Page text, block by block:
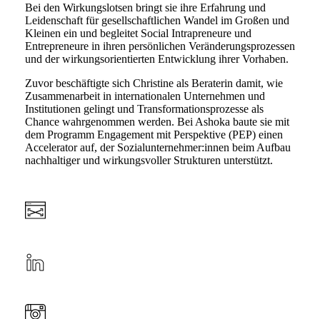
Bei den Wirkungslotsen bringt sie ihre Erfahrung und
Leidenschaft für gesellschaftlichen Wandel im Großen und
Kleinen ein und begleitet Social Intrapreneure und
Entrepreneure in ihren persönlichen Veränderungsprozessen
und der wirkungsorientierten Entwicklung ihrer Vorhaben.
Zuvor beschäftigte sich Christine als Beraterin damit, wie
Zusammenarbeit in internationalen Unternehmen und
Institutionen gelingt und Transformationsprozesse als
Chance wahrgenommen werden. Bei Ashoka baute sie mit
dem Programm Engagement mit Perspektive (PEP) einen
Accelerator auf, der Sozialunternehmer:innen beim Aufbau
nachhaltiger und wirkungsvoller Strukturen unterstützt.